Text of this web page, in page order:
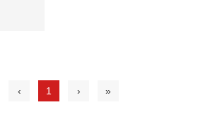
‹ 1 › »